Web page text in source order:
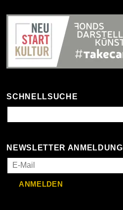
SCHNELLSUCHE
NEWSLETTER ANMELDUNG